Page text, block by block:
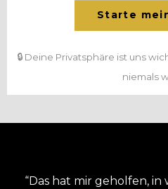
Starte
🔒 Deine Privatsphäre ist uns
niemals
“Das hat mir geholfen,